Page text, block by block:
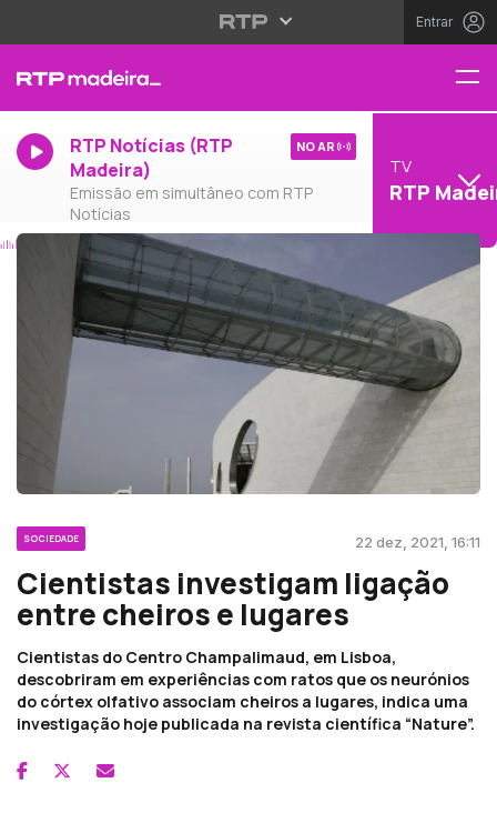
Entrar
RTP Notícias (RTP
Madeira)
Emissão em simultâneo com RTP
Notícias
NO AR
TV
RTP
SOCIEDADE 22 dez, 2021, 16:11
Cientistas investigam ligação
entre cheiros e lugares
Cientistas do Centro Champalimaud, em Lisboa,
descobriram em experiências com ratos que os neurónios
do córtex olfativo associam cheiros a lugares, indica uma
investigação hoje publicada na revista científica “Nature”.